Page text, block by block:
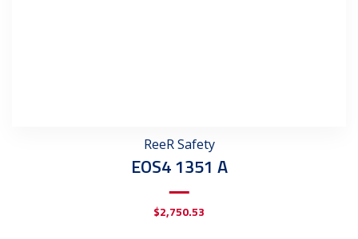
ReeR Safety
EOS4 1351 A
$2,750.53